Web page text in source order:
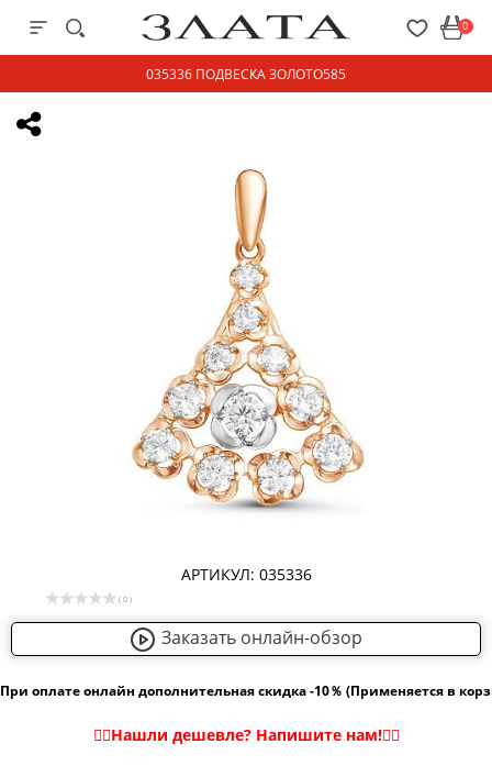
0
035336 ПОДВЕСКА ЗОЛОТО585
АРТИКУЛ: 035336
( 0 )
Заказать онлайн-обзор
При оплате онлайн дополнительная скидка -10％ (Применяется в